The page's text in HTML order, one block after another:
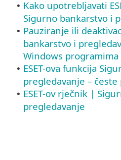
• Kako upotrebljavati
Sigurno bankarstvo i
• Pauziranje ili
bankarstvo i
Windows
• ESET-ova funkcija
pregledavanje – česte
• ESET-ov rječnik |
pregledavanje